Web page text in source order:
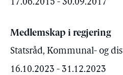
17.06.2015 - 30.09.2017
Medlemskap i regjering
Statsråd, Kommunal- og
16.10.2023 - 31.12.2023